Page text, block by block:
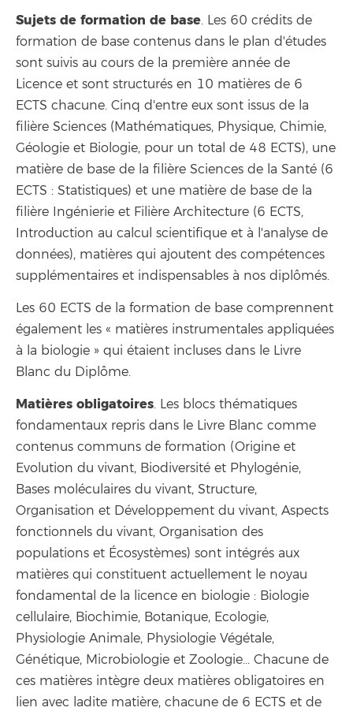
Sujets de formation de base. Les 60 crédits de
formation de base contenus dans le plan d'études
sont suivis au cours de la première année de
Licence et sont structurés en 10 matières de 6
ECTS chacune. Cinq d'entre eux sont issus de la
filière Sciences (Mathématiques, Physique, Chimie,
Géologie et Biologie, pour un total de 48 ECTS), une
matière de base de la filière Sciences de la Santé (6
ECTS : Statistiques) et une matière de base de la
filière Ingénierie et Filière Architecture (6 ECTS,
Introduction au calcul scientifique et à l'analyse de
données), matières qui ajoutent des compétences
supplémentaires et indispensables à nos diplômés.
Les 60 ECTS de la formation de base comprennent
également les « matières instrumentales appliquées
à la biologie » qui étaient incluses dans le Livre
Blanc du Diplôme.
Matières obligatoires. Les blocs thématiques
fondamentaux repris dans le Livre Blanc comme
contenus communs de formation (Origine et
Evolution du vivant, Biodiversité et Phylogénie,
Bases moléculaires du vivant, Structure,
Organisation et Développement du vivant, Aspects
fonctionnels du vivant, Organisation des
populations et Écosystèmes) sont intégrés aux
matières qui constituent actuellement le noyau
fondamental de la licence en biologie : Biologie
cellulaire, Biochimie, Botanique, Ecologie,
Physiologie Animale, Physiologie Végétale,
Génétique, Microbiologie et Zoologie... Chacune de
ces matières intègre deux matières obligatoires en
lien avec ladite matière, chacune de 6 ECTS et de